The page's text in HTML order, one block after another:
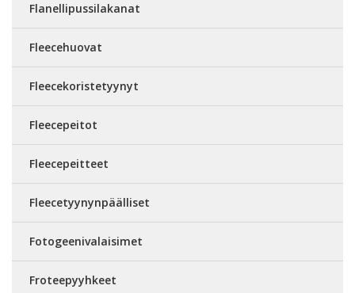
Flanellipussilakanat
Fleecehuovat
Fleecekoristetyynyt
Fleecepeitot
Fleecepeitteet
Fleecetyynynpäälliset
Fotogeenivalaisimet
Froteepyyhkeet